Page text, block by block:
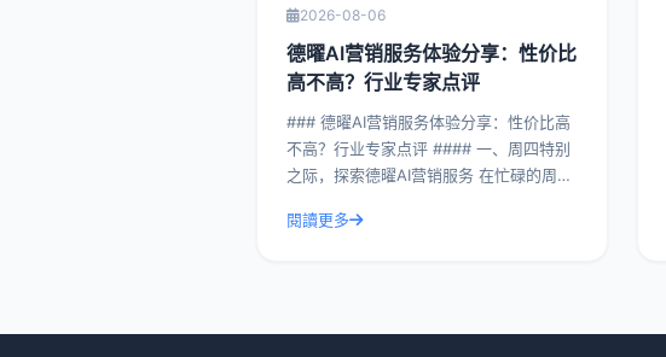
2026-08-06
德曜AI营销服务体验分享：性价比
高不高？行业专家点评
### 德曜AI营销服务体验分享：性价比高
不高？行业专家点评 #### 一、周四特别
之际，探索德曜AI营销服务 在忙碌的周
曜AI营销服务进行了深入剖析。德曜AI
閱讀更多